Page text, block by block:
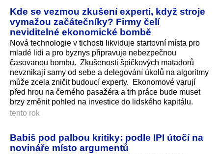
Kde se vezmou zkušení experti, když stroje
vymažou začátečníky? Firmy čelí
neviditelné ekonomické bombě
Nová technologie v tichosti likviduje startovní místa pro
mladé lidi a pro byznys připravuje nebezpečnou
časovanou bombu. Zkušenosti špičkových matadorů
nevznikají samy od sebe a delegování úkolů na algoritmy
může zcela zničit budoucí experty. Ekonomové varují
před hrou na černého pasažéra a trh práce bude muset
brzy změnit pohled na investice do lidského kapitálu.
tento rok
Babiš pod palbou kritiky: podle IPI útočí na
novináře místo argumentů